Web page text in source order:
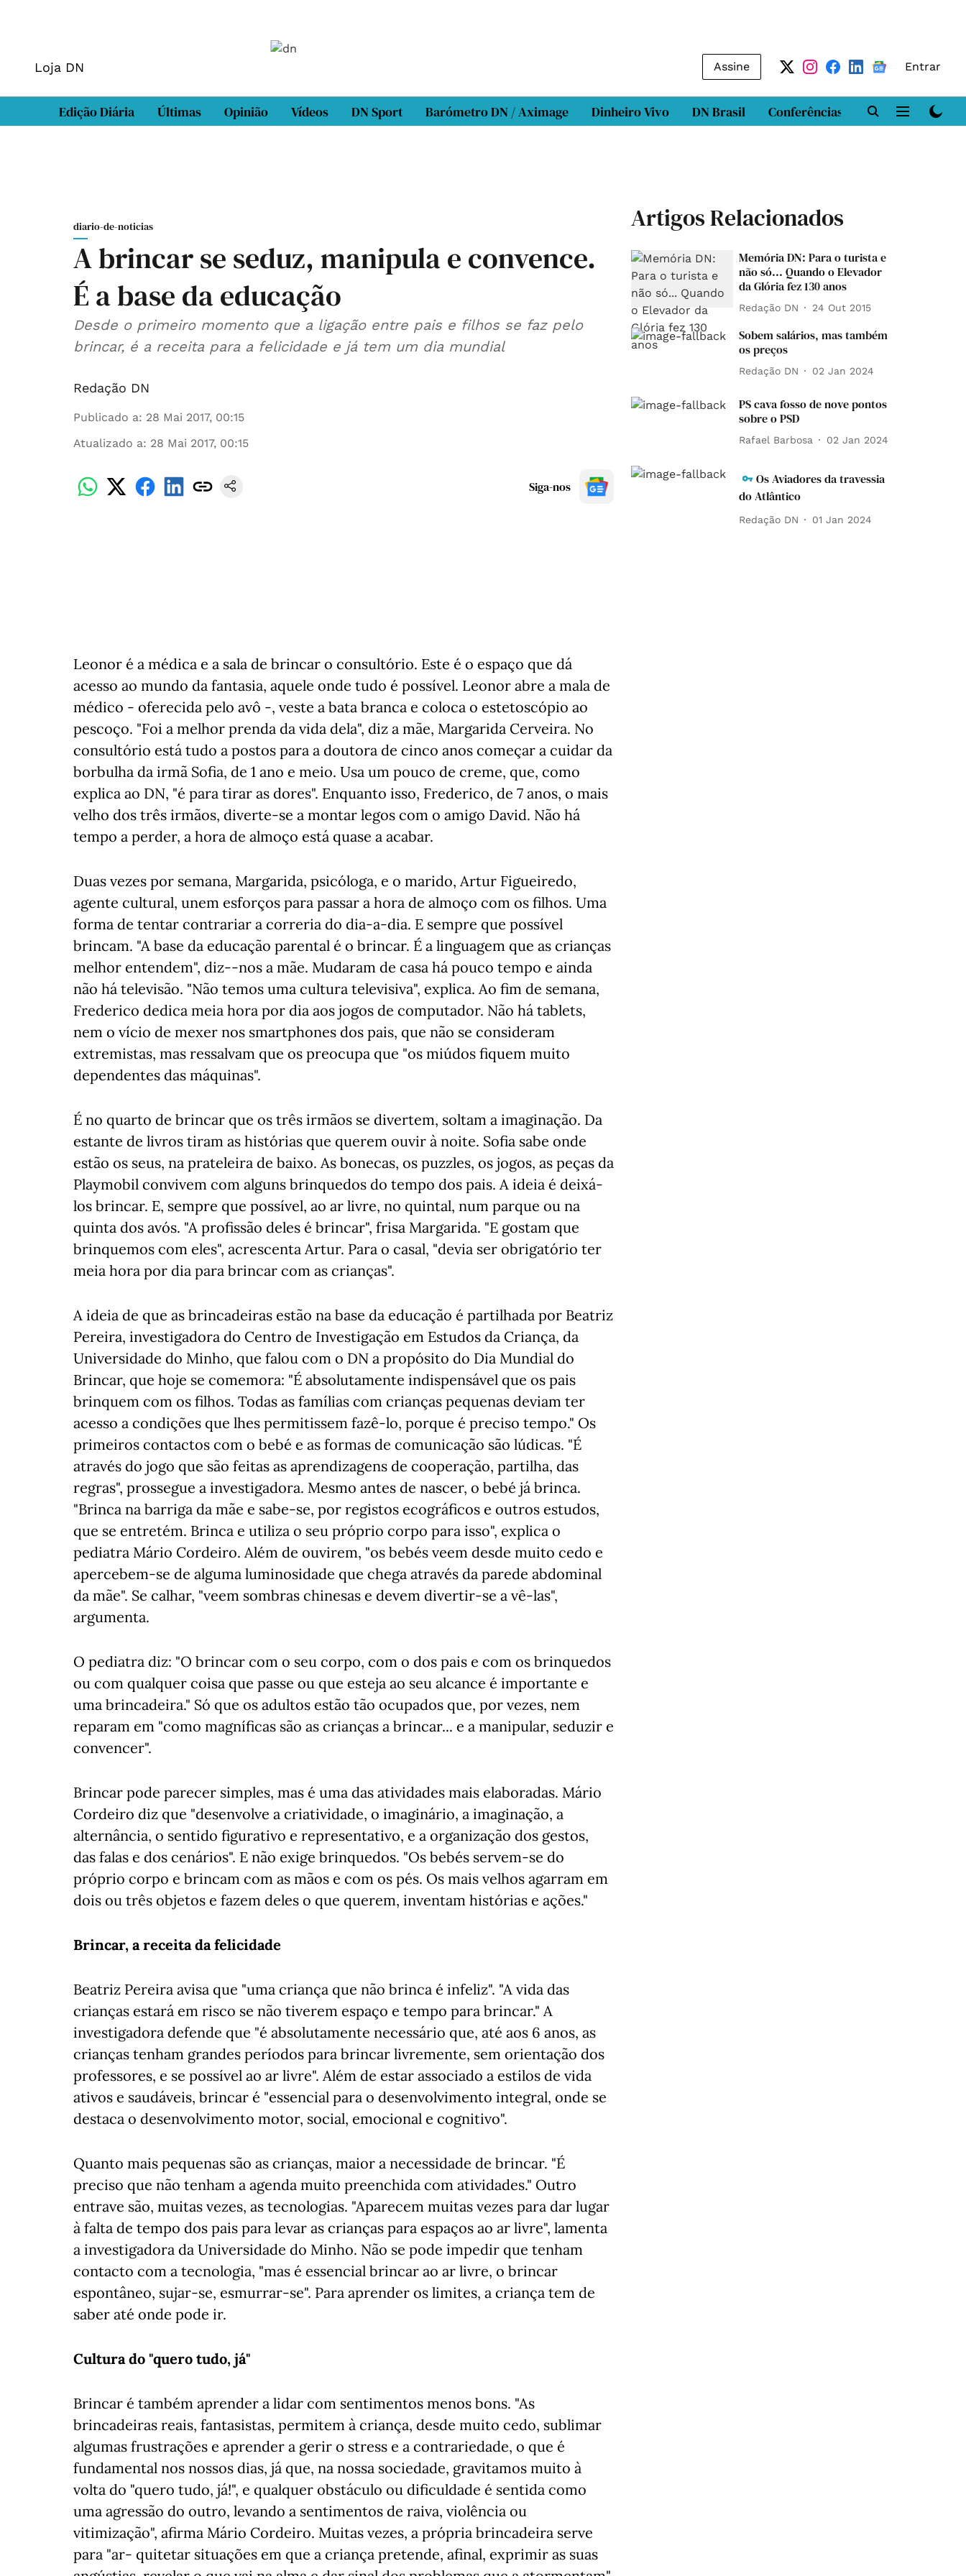
Loja DN Assine Entrar
Edição Diária Últimas Opinião Vídeos DN Sport Barómetro DN / Aximage Dinheiro Vivo DN Brasil Conferências DN LAB
diario-de-noticias
A brincar se seduz, manipula e convence.
É a base da educação
Desde o primeiro momento que a ligação entre pais e filhos se faz pelo
brincar, é a receita para a felicidade e já tem um dia mundial
Redação DN
Publicado a: 28 Mai 2017, 00:15
Atualizado a: 28 Mai 2017, 00:15
Siga-nos
Leonor é a médica e a sala de brincar o consultório. Este é o espaço que dá
acesso ao mundo da fantasia, aquele onde tudo é possível. Leonor abre a mala de
médico - oferecida pelo avô -, veste a bata branca e coloca o estetoscópio ao
pescoço. "Foi a melhor prenda da vida dela", diz a mãe, Margarida Cerveira. No
consultório está tudo a postos para a doutora de cinco anos começar a cuidar da
borbulha da irmã Sofia, de 1 ano e meio. Usa um pouco de creme, que, como
explica ao DN, "é para tirar as dores". Enquanto isso, Frederico, de 7 anos, o mais
velho dos três irmãos, diverte-se a montar legos com o amigo David. Não há
tempo a perder, a hora de almoço está quase a acabar.
Duas vezes por semana, Margarida, psicóloga, e o marido, Artur Figueiredo,
agente cultural, unem esforços para passar a hora de almoço com os filhos. Uma
forma de tentar contrariar a correria do dia-a-dia. E sempre que possível
brincam. "A base da educação parental é o brincar. É a linguagem que as crianças
melhor entendem", diz--nos a mãe. Mudaram de casa há pouco tempo e ainda
não há televisão. "Não temos uma cultura televisiva", explica. Ao fim de semana,
Frederico dedica meia hora por dia aos jogos de computador. Não há tablets,
nem o vício de mexer nos smartphones dos pais, que não se consideram
extremistas, mas ressalvam que os preocupa que "os miúdos fiquem muito
dependentes das máquinas".
É no quarto de brincar que os três irmãos se divertem, soltam a imaginação. Da
estante de livros tiram as histórias que querem ouvir à noite. Sofia sabe onde
estão os seus, na prateleira de baixo. As bonecas, os puzzles, os jogos, as peças da
Playmobil convivem com alguns brinquedos do tempo dos pais. A ideia é deixá-
los brincar. E, sempre que possível, ao ar livre, no quintal, num parque ou na
quinta dos avós. "A profissão deles é brincar", frisa Margarida. "E gostam que
brinquemos com eles", acrescenta Artur. Para o casal, "devia ser obrigatório ter
meia hora por dia para brincar com as crianças".
A ideia de que as brincadeiras estão na base da educação é partilhada por Beatriz
Pereira, investigadora do Centro de Investigação em Estudos da Criança, da
Universidade do Minho, que falou com o DN a propósito do Dia Mundial do
Brincar, que hoje se comemora: "É absolutamente indispensável que os pais
brinquem com os filhos. Todas as famílias com crianças pequenas deviam ter
acesso a condições que lhes permitissem fazê-lo, porque é preciso tempo." Os
primeiros contactos com o bebé e as formas de comunicação são lúdicas. "É
através do jogo que são feitas as aprendizagens de cooperação, partilha, das
regras", prossegue a investigadora. Mesmo antes de nascer, o bebé já brinca.
"Brinca na barriga da mãe e sabe-se, por registos ecográficos e outros estudos,
que se entretém. Brinca e utiliza o seu próprio corpo para isso", explica o
pediatra Mário Cordeiro. Além de ouvirem, "os bebés veem desde muito cedo e
apercebem-se de alguma luminosidade que chega através da parede abdominal
da mãe". Se calhar, "veem sombras chinesas e devem divertir-se a vê-las",
argumenta.
O pediatra diz: "O brincar com o seu corpo, com o dos pais e com os brinquedos
ou com qualquer coisa que passe ou que esteja ao seu alcance é importante e
uma brincadeira." Só que os adultos estão tão ocupados que, por vezes, nem
reparam em "como magníficas são as crianças a brincar... e a manipular, seduzir e
convencer".
Brincar pode parecer simples, mas é uma das atividades mais elaboradas. Mário
Cordeiro diz que "desenvolve a criatividade, o imaginário, a imaginação, a
alternância, o sentido figurativo e representativo, e a organização dos gestos,
das falas e dos cenários". E não exige brinquedos. "Os bebés servem-se do
próprio corpo e brincam com as mãos e com os pés. Os mais velhos agarram em
dois ou três objetos e fazem deles o que querem, inventam histórias e ações."
Brincar, a receita da felicidade
Beatriz Pereira avisa que "uma criança que não brinca é infeliz". "A vida das
crianças estará em risco se não tiverem espaço e tempo para brincar." A
investigadora defende que "é absolutamente necessário que, até aos 6 anos, as
crianças tenham grandes períodos para brincar livremente, sem orientação dos
professores, e se possível ao ar livre". Além de estar associado a estilos de vida
ativos e saudáveis, brincar é "essencial para o desenvolvimento integral, onde se
destaca o desenvolvimento motor, social, emocional e cognitivo".
Quanto mais pequenas são as crianças, maior a necessidade de brincar. "É
preciso que não tenham a agenda muito preenchida com atividades." Outro
entrave são, muitas vezes, as tecnologias. "Aparecem muitas vezes para dar lugar
à falta de tempo dos pais para levar as crianças para espaços ao ar livre", lamenta
a investigadora da Universidade do Minho. Não se pode impedir que tenham
contacto com a tecnologia, "mas é essencial brincar ao ar livre, o brincar
espontâneo, sujar-se, esmurrar-se". Para aprender os limites, a criança tem de
saber até onde pode ir.
Cultura do "quero tudo, já"
Brincar é também aprender a lidar com sentimentos menos bons. "As
brincadeiras reais, fantasistas, permitem à criança, desde muito cedo, sublimar
algumas frustrações e aprender a gerir o stress e a contrariedade, o que é
fundamental nos nossos dias, já que, na nossa sociedade, gravitamos muito à
volta do "quero tudo, já!", e qualquer obstáculo ou dificuldade é sentida como
uma agressão do outro, levando a sentimentos de raiva, violência ou
vitimização", afirma Mário Cordeiro. Muitas vezes, a própria brincadeira serve
para "ar- quitetar situações em que a criança pretende, afinal, exprimir as suas
Artigos Relacionados
Memória DN: Para o turista e
não só... Quando o Elevador
da Glória fez 130 anos
Redação DN 24 Out 2015
Sobem salários, mas também
os preços
Redação DN 02 Jan 2024
PS cava fosso de nove pontos
sobre o PSD
Rafael Barbosa 02 Jan 2024
Os Aviadores da travessia
do Atlântico
Redação DN 01 Jan 2024